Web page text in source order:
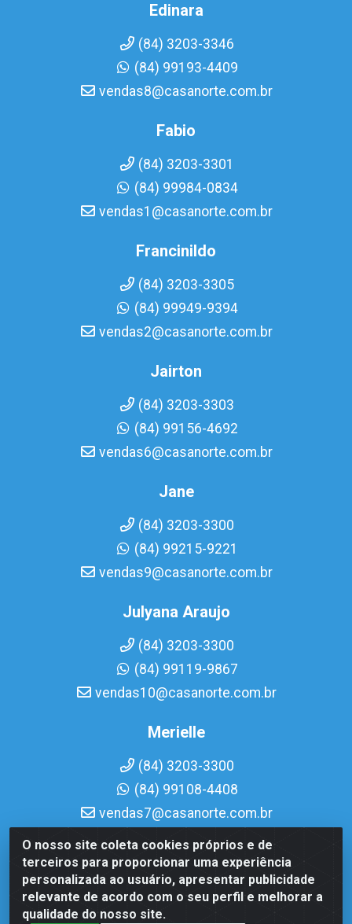
O nosso site coleta cookies próprios e de
terceiros para proporcionar uma experiência
personalizada ao usuário, apresentar publicidade
relevante de acordo com o seu perfil e melhorar a
qualidade do nosso site.
Edinara
(84) 3203-3346
(84) 99193-4409
vendas8@casanorte.com.br
Fabio
(84) 3203-3301
(84) 99984-0834
vendas1@casanorte.com.br
Francinildo
(84) 3203-3305
(84) 99949-9394
vendas2@casanorte.com.br
Jairton
(84) 3203-3303
(84) 99156-4692
vendas6@casanorte.com.br
Jane
(84) 3203-3300
(84) 99215-9221
vendas9@casanorte.com.br
Julyana Araujo
(84) 3203-3300
(84) 99119-9867
vendas10@casanorte.com.br
Merielle
(84) 3203-3300
(84) 99108-4408
vendas7@casanorte.com.br
Casa Norte LTDA - Av. Interventor Mário Câmara, 1815 -
Dix-Sept Rosado, Natal/RN - CEP 59054-600 - CNPJ
08.713.513/0001-51